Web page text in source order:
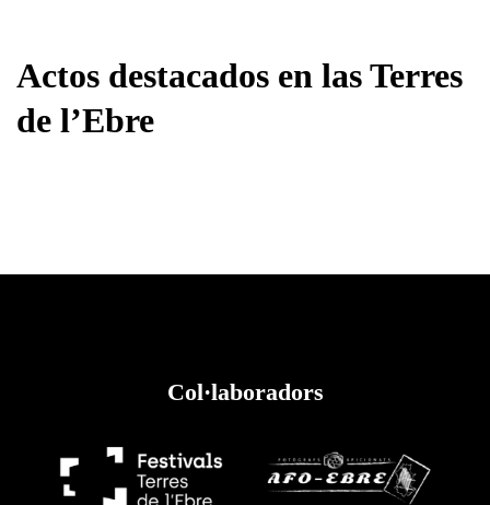
Actos destacados en las Terres
de l’Ebre
Col·laboradors